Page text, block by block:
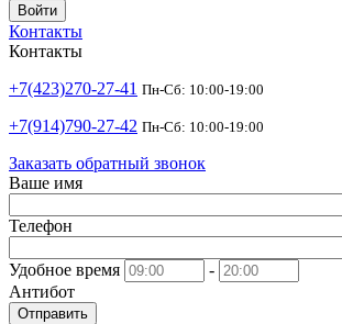
Войти
Контакты
Контакты
+7(423)270-27-41 Пн-Сб: 10:00-19:00
+7(914)790-27-42 Пн-Сб: 10:00-19:00
Заказать обратный звонок
Ваше имя
Телефон
Удобное время
-
Антибот
Отправить